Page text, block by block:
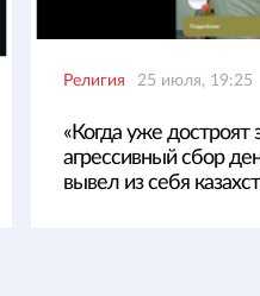
Религия 25 июля, 19:25
«Когда уже достроят
агрессивный сбор
вывел из себя